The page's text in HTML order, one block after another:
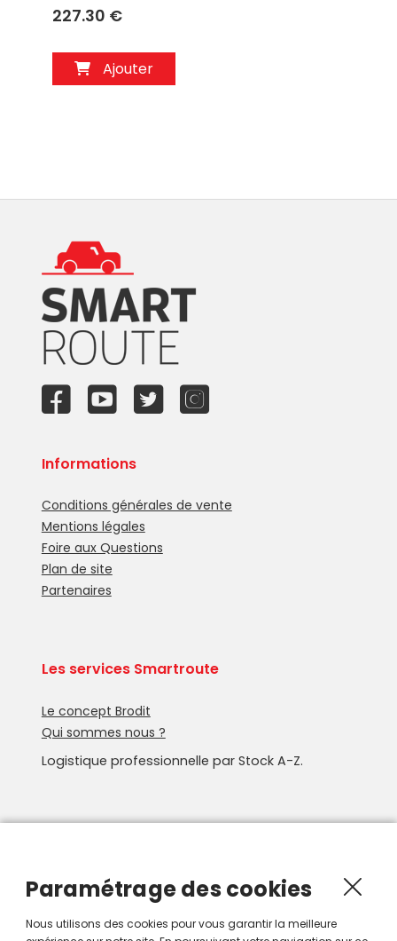
227.30 €
Ajouter
Informations
Conditions générales de vente
Mentions légales
Foire aux Questions
Plan de site
Partenaires
Les services Smartroute
Le concept Brodit
Qui sommes nous ?
Logistique professionnelle par Stock A-Z.
Recevoir les nouveautés Smartroute par e-mail.
Paramétrage des cookies
Nous utilisons des cookies pour vous garantir la meilleure